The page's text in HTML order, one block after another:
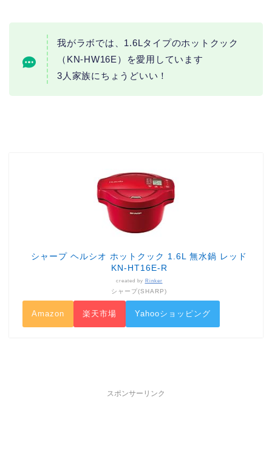
我がラボでは、1.6Lタイプのホットクック
（KN-HW16E）を愛用しています
3人家族にちょうどいい！
シャープ ヘルシオ ホットクック 1.6L 無水鍋 レッド
KN-HT16E-R
created by Rinker
シャープ(SHARP)
Amazon 楽天市場 Yahooショッピング
スポンサーリンク